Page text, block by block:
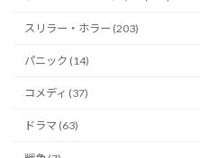
スリラー・ホラー (203)
パニック (14)
コメディ (37)
ドラマ (63)